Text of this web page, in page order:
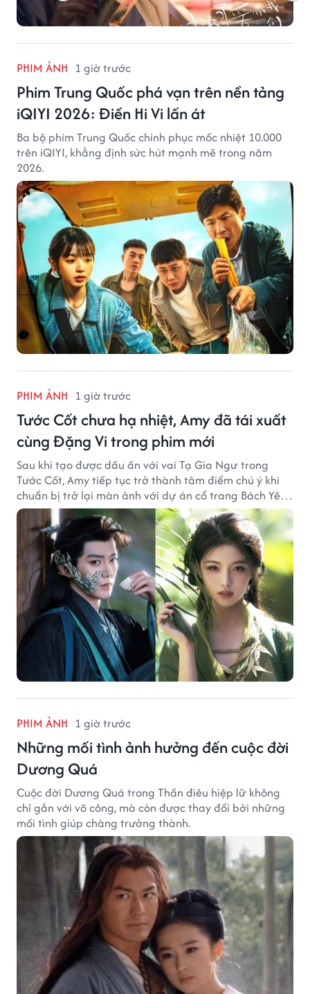
PHIM ẢNH 1 giờ trước
Phim Trung Quốc phá vạn trên nền tảng
iQIYI 2026: Điền Hi Vi lấn át
Ba bộ phim Trung Quốc chinh phục mốc nhiệt 10.000
trên iQIYI, khẳng định sức hút mạnh mẽ trong năm
2026.
PHIM ẢNH 1 giờ trước
Tước Cốt chưa hạ nhiệt, Amy đã tái xuất
cùng Đặng Vi trong phim mới
Sau khi tạo được dấu ấn với vai Tạ Gia Ngư trong
Tước Cốt, Amy tiếp tục trở thành tâm điểm chú ý khi
chuẩn bị trở lại màn ảnh với dự án cổ trang Bách Yêu
Phổ.
PHIM ẢNH 1 giờ trước
Những mối tình ảnh hưởng đến cuộc đời
Dương Quá
Cuộc đời Dương Quá trong Thần điêu hiệp lữ không
chỉ gắn với võ công, mà còn được thay đổi bởi những
mối tình giúp chàng trưởng thành.